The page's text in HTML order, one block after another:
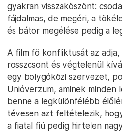
gyakran visszaköszönt:
fájdalmas, de megéri, a
és bátor megélése pedig a
A film fő konfliktusát az adja,
rosszcsont és végtelenül
egy bolygóközi szervezet,
Unióverzum, aminek minden
benne a legkülönfélébb
tévesen azt feltételezik,
a fiatal fiú pedig hirtelen